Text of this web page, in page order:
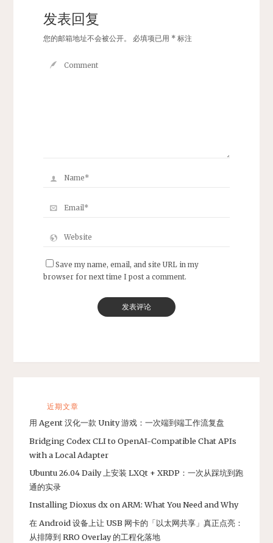
发表回复
您的邮箱地址不会被公开。 必填项已用 *标注
Save my name, email, and site URL in my
browser for next time I post a comment.
近期文章
用 Agent 汉化一款 Unity 游戏：一次端到端工作流复盘
Bridging Codex CLI to OpenAI-Compatible Chat APIs
with a Local Adapter
Ubuntu 26.04 Daily 上安装 LXQt + XRDP：一次从踩坑到跑
通的实录
Installing Dioxus dx on ARM: What You Need and Why
在 Android 设备上让 USB 网卡的「以太网共享」真正点亮：
从排障到 RRO Overlay 的工程化落地